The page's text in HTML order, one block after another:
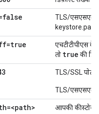
TLS/एसएसएल
keystore.path
एचटीटीपीएस के
तो true की
TLS/SSL पोर्ट.
TLS/एसएसएल
आपकी कीस्टोर